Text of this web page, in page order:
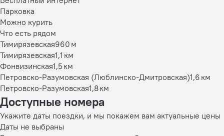
Парковка
Можно курить
Что есть рядом
Тимирязевская960 м
Тимирязевская1,1 км
Фонвизинская1,5 км
Петровско-Разумовская (Люблинско-Дмитровская)1,6 км
Петровско-Разумовская1,8 км
Доступные номера
Укажите даты поездки, и мы покажем вам актуальные цены
Даты не выбраны